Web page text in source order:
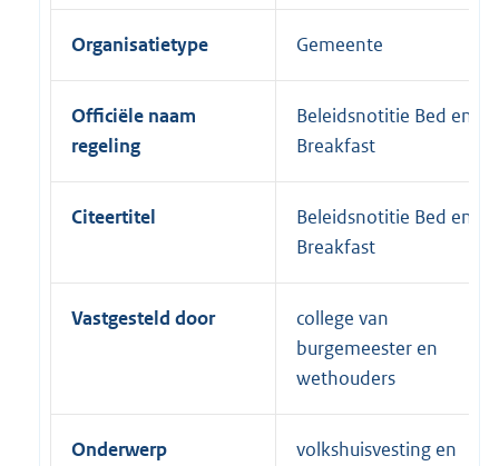
Organisatietype Gemeente
Officiële naam
regeling
Beleidsnotitie Bed en
Breakfast
Citeertitel
Beleidsnotitie Bed en
Breakfast
Vastgesteld door
college van
burgemeester en
wethouders
Onderwerp
volkshuisvesting en